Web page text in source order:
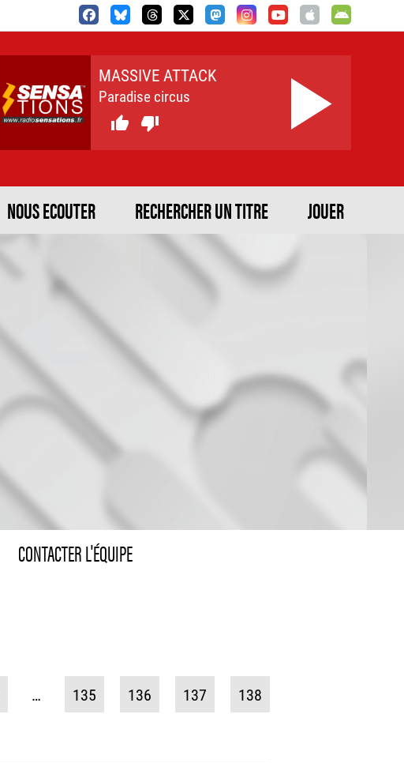
MASSIVE ATTACK
Paradise circus
 
NOUS ECOUTER RECHERCHER UN TITRE JOUER
CONTACTER L'ÉQUIPE
… 135 136 137 138